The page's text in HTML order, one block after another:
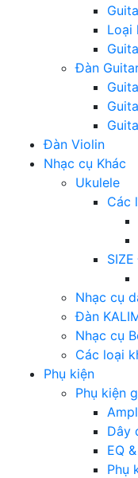
Loại
Đàn
Đàn Violin
Nhạc cụ Khác
Ukulele
Các
Nhạc cụ
Đàn
Nhạc cụ
Các loại
Phụ kiện
Phụ kiện
Dây
EQ
Phụ